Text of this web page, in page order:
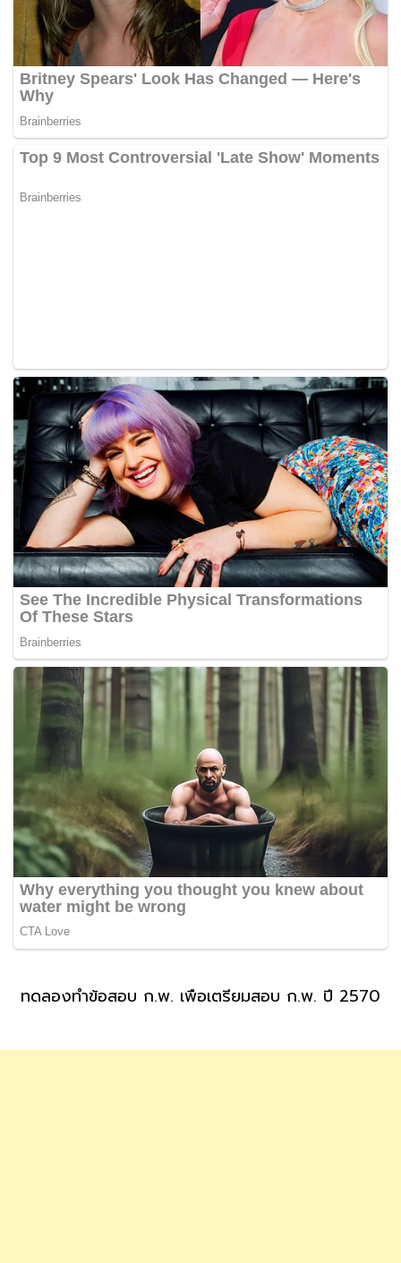
ทดลองทำข้อสอบ ก.พ. เพื่อเตรียมสอบ ก.พ. ปี 2570